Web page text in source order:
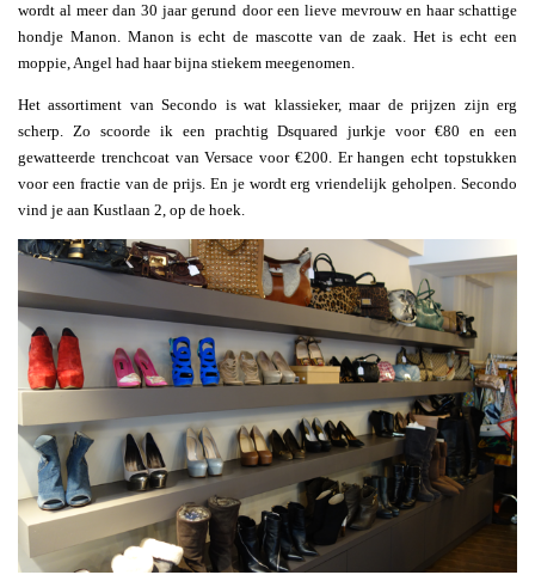
wordt al meer dan 30 jaar gerund door een lieve mevrouw en haar schattige
hondje Manon. Manon is echt de mascotte van de zaak. Het is echt een
moppie, Angel had haar bijna stiekem meegenomen.
Het assortiment van Secondo is wat klassieker, maar de prijzen zijn erg
scherp. Zo scoorde ik een prachtig Dsquared jurkje voor €80 en een
gewatteerde trenchcoat van Versace voor €200. Er hangen echt topstukken
voor een fractie van de prijs. En je wordt erg vriendelijk geholpen. Secondo
vind je aan Kustlaan 2, op de hoek.